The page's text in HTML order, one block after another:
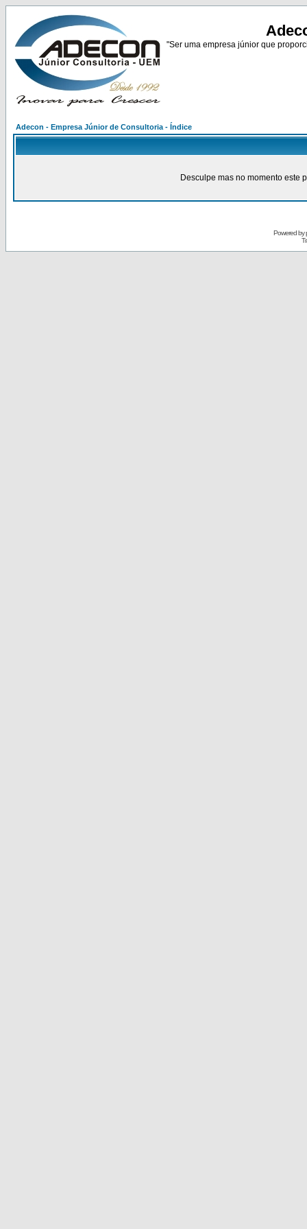
"Ser uma empresa júnior que
Adecon - Empresa Júnior de Consultoria - Índice
Desculpe mas no momento este
Powered by